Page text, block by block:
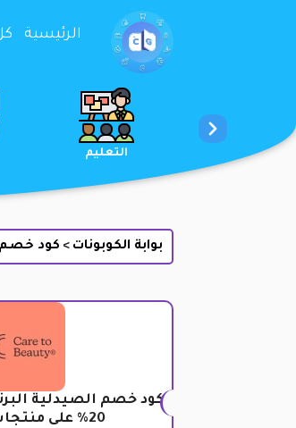
تخطي إلى المحتوى
الرئيسية
الجمال والعناية الخدمات
بوابة الكوبونات > كود خصم
كود خصم الصيدلية
20% على منتجات العناية